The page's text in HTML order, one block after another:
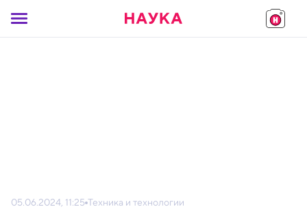
05.06.2024, 11:25 Техника и технологии